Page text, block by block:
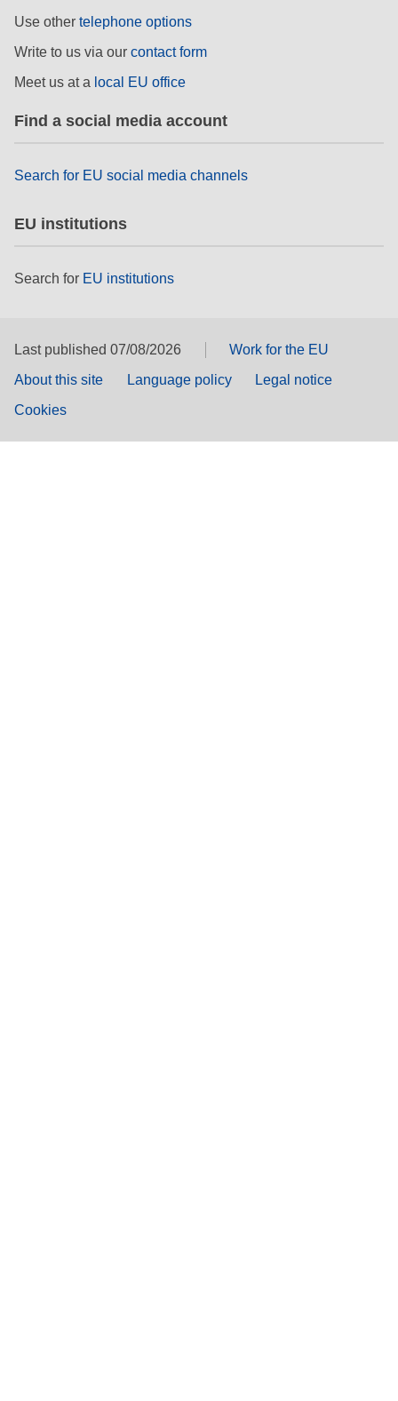
Use other telephone options
Write to us via our contact form
Meet us at a local EU office
Find a social media account
Search for EU social media channels
EU institutions
Search for EU institutions
Last published 07/08/2026
Work for the EU
About this site
Language policy
Legal notice
Cookies